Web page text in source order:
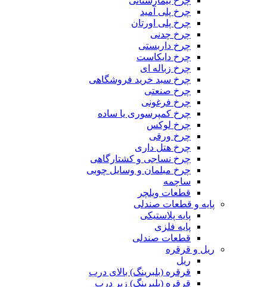
چرخ پلی آمید
چرخ پلی اورتان
چرخ چدنی
چرخ داربستی
چرخ دایکاست
چرخ زباله ای
چرخ سبد خرید فروشگاهی
چرخ صنعتی
چرخ فرغونی
چرخ کمپرسوری یا ساده
چرخ لوکس
چرخ ورقی
چرخ هتل داری
چرخ نساجی و کشتارگاهی
چرخ مبلمان و وسایل چوبی
ساچمه
قطعات ویلچر
پایه و قطعات صندلی
پایه پلاستیکی
پایه فلزی
قطعات صندلی
ریل و قرقره
ریل
قرقره (بلبرینگ) بالای درب
قرقره (بلبرینگ) زیر درب